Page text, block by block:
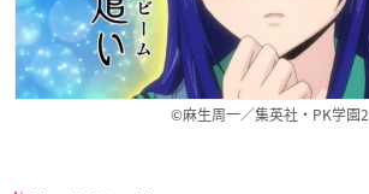
©麻生周一／集英社・PK学園2